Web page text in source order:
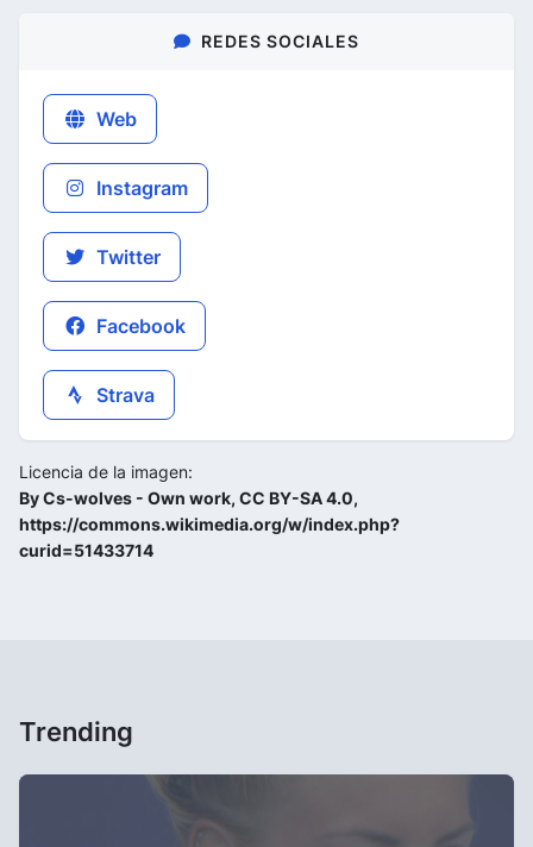
REDES SOCIALES
Web
Instagram
Twitter
Facebook
Strava
Licencia de la imagen:
By Cs-wolves - Own work, CC BY-SA 4.0,
https://commons.wikimedia.org/w/index.php?
curid=51433714
Trending